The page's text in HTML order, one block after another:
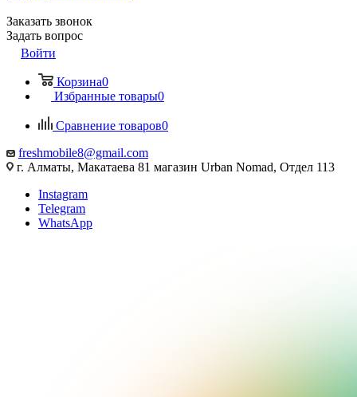
Заказать звонок
Задать вопрос
Войти
Корзина0
Избранные товары0
Сравнение товаров0
freshmobile8@gmail.com
г. Алматы, Макатаева 81 магазин Urban Nomad, Отдел 113
Instagram
Telegram
WhatsApp